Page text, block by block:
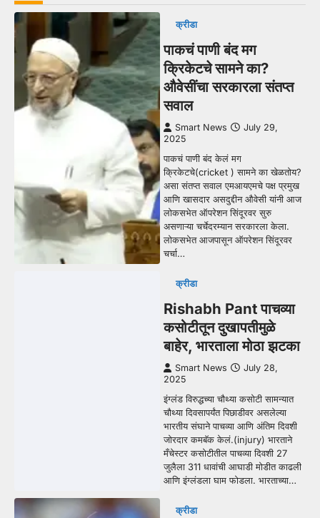
क्रीडा
पाकचं पाणी बंद मग
क्रिकेटचे सामने का?
औवेसींचा सरकारला संतप्त
सवाल
Smart News
July 29,
2025
पाकचं पाणी बंद केलं मग
क्रिकेटचे(cricket ) सामने का खेळतोय?
असा संतप्त सवाल एमआयएमचे पक्ष प्रमुख
आणि खासदार असदुद्दीन औवेसी यांनी आज
लोकसभेत ऑपरेशन सिंदूरवर सुरु
असणाऱ्या चर्चेदरम्यान सरकारला केला.
लोकसभेत आजपासून ऑपरेशन सिंदूरवर
चर्चा…
क्रीडा
Rishabh Pant पाचव्या
कसोटीतून दुखापतीमुळे
बाहेर, भारताला मोठा झटका
Smart News
July 28,
2025
इंग्लंड विरुद्धच्या चौथ्या कसोटी सामन्यात
चौथ्या दिवसापर्यंत पिछाडीवर असलेल्या
भारतीय संघाने पाचव्या आणि अंतिम दिवशी
जोरदार कमबॅक केलं.(injury) भारताने
मँचेस्टर कसोटीतील पाचव्या दिवशी 27
जुलैला 311 धावांची आघाडी मोडीत काढली
आणि इंग्लंडला घाम फोडला. भारताच्या…
क्रीडा